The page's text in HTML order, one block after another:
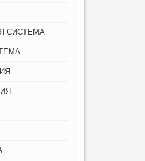
СИСТЕМА
ЦИТАТ НИКА